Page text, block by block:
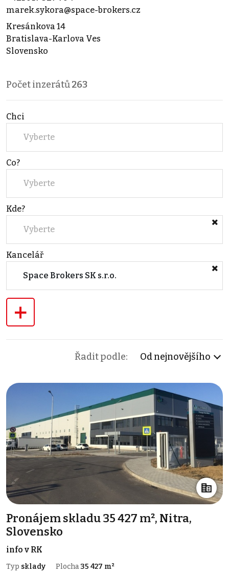
marek.sykora@space-brokers.cz
Kresánkova 14
Bratislava-Karlova Ves
Slovensko
Počet inzerátů263
Chci
Vyberte
Co?
Vyberte
Kde?
Vyberte
Kancelář
Space Brokers SK s.r.o.
+
Řadit podle: Od nejnovějšího
Pronájem skladu 35 427 m², Nitra,
Slovensko
info v RK
Typ sklady Plocha 35 427 m²